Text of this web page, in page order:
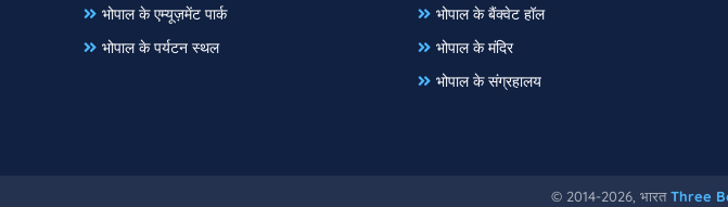
भोपाल के एम्यूज़मेंट पार्क
भोपाल के पर्यटन स्थल
भोपाल के बैंक्वेट हॉल
भोपाल के मंदिर
भोपाल के संग्रहालय
© 2014-2026, भारतThree